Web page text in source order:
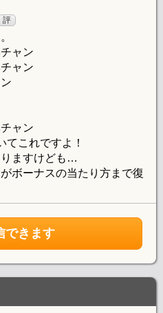
評
ャン
ャン
ャン
てこれですよ！
ますけども…
ボーナスの当たり方まで復
できます